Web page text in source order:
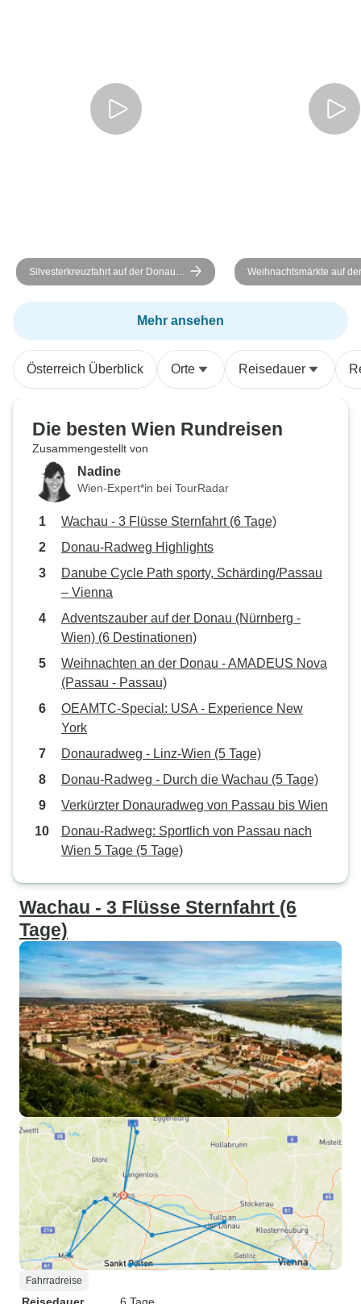
Silvesterkreuzfahrt auf der Donau -
AMADEUS Imperial (Passau -
Passau)
Weihnachtsmärkte auf
MS Fidelio
Mehr ansehen
Österreich Überblick Orte Reisedauer
Die besten Wien Rundreisen
Zusammengestellt von
Nadine
Wien-Expert*in bei TourRadar
Wachau - 3 Flüsse Sternfahrt (6 Tage)
Donau-Radweg Highlights
Danube Cycle Path sporty, Schärding/Passau
– Vienna
Adventszauber auf der Donau (Nürnberg -
Wien) (6 Destinationen)
Weihnachten an der Donau - AMADEUS Nova
(Passau - Passau)
OEAMTC-Special: USA - Experience New
York
Donauradweg - Linz-Wien (5 Tage)
Donau-Radweg - Durch die Wachau (5 Tage)
Verkürzter Donauradweg von Passau bis Wien
Donau-Radweg: Sportlich von Passau nach
Wien 5 Tage (5 Tage)
Wachau - 3 Flüsse Sternfahrt (6
Tage)
Fahrradreise